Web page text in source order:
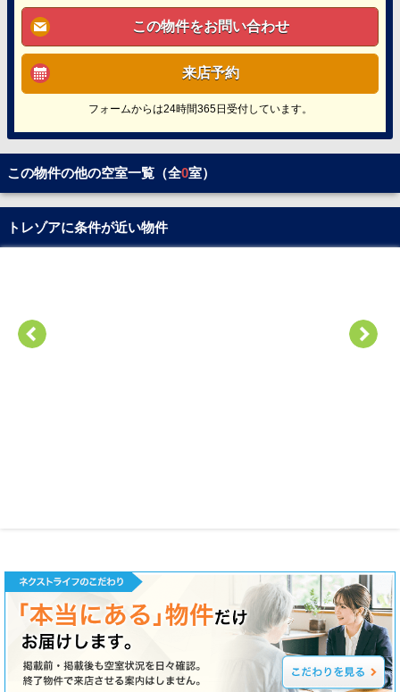
この物件をお問い合わせ
来店予約
フォームからは24時間365日受付しています。
この物件の他の空室一覧（全0室）
トレゾアに条件が近い物件